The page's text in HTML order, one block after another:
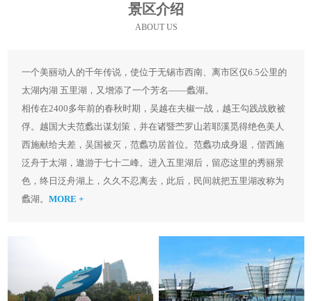
景区介绍
ABOUT US
一个美丽动人的千年传说，使位于无锡市西南、离市区仅6.5公里的
太湖内湖 五里湖，又增添了一个芳名——蠡湖。
相传在2400多年前的春秋时期，吴越在夫椒一战，越王勾践战败被
俘。越国大夫范蠡出谋划策，并在诸暨苎罗山若耶溪觅得绝色美人
西施献给夫差，吴国被灭，范蠡功居首位。范蠡功成身退，偕西施
泛舟于太湖，遨游于七十二峰。进入五里湖后，留恋这里的秀丽景
色，终日泛舟湖上，久久不忍离去，此后，民间就把五里湖改称为
蠡湖。MORE +